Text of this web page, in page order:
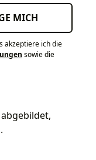
MICH
akzeptiere ich die
sowie die